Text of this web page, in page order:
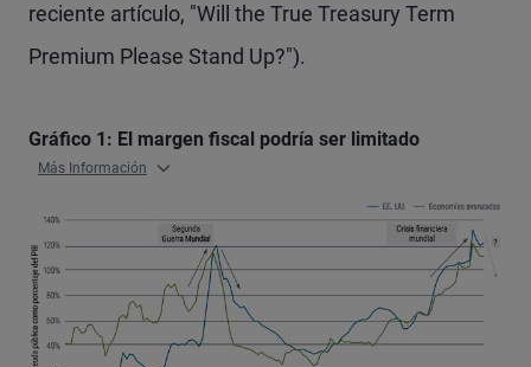
reciente artículo, "Will the True Treasury Term
Premium Please Stand Up?").
Gráfico 1: El margen fiscal podría ser limitado
Más Información